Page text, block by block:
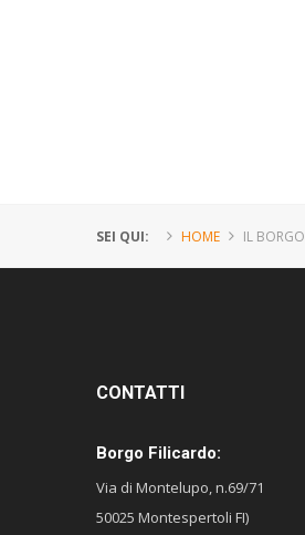
SEI QUI: HOME IL BORGO
CONTATTI
Borgo Filicardo:
Via di Montelupo, n.69/71
50025 Montespertoli FI)